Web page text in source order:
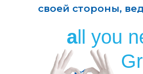
своей стороны,
all you